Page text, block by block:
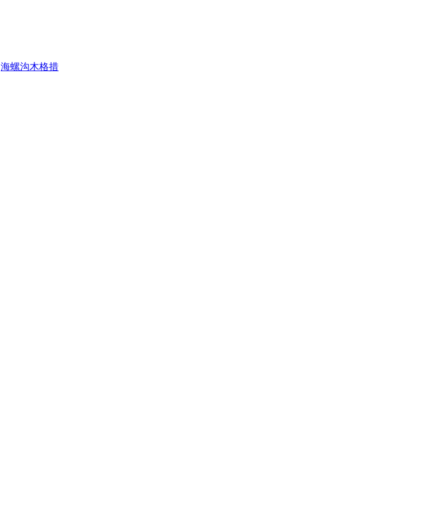
海螺沟木格措